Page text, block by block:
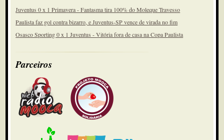
Juventus 0 x 1 Primavera - Fantasma tira 100% do Moleque Travesso
Paulista faz gol contra bizarro, e Juventus-SP vence de virada no fim
Osasco Sporting 0 x 1 Juventus - Vitória fora de casa na Copa Paulista
Parceiros